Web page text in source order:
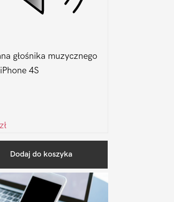
głośnika muzycznego
4S
zł
Dodaj do koszyka